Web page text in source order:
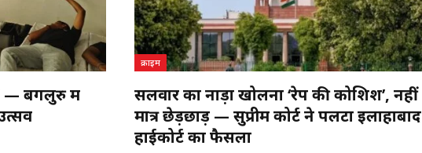
— बेंगलुरु में
क्राइम
सलवार का नाड़ा खोलना ‘रेप की कोशिश’, नहीं
मात्र छेड़छाड़ — सुप्रीम कोर्ट ने पलटा इलाहाबाद
हाईकोर्ट का फैसला